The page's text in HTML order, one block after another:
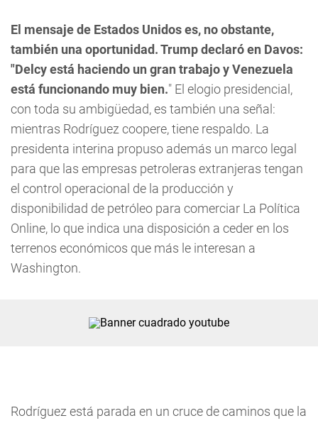
El mensaje de Estados Unidos es, no obstante,
también una oportunidad. Trump declaró en Davos:
"Delcy está haciendo un gran trabajo y Venezuela
está funcionando muy bien." El elogio presidencial,
con toda su ambigüedad, es también una señal:
mientras Rodríguez coopere, tiene respaldo. La
presidenta interina propuso además un marco legal
para que las empresas petroleras extranjeras tengan
el control operacional de la producción y
disponibilidad de petróleo para comerciar La Política
Online, lo que indica una disposición a ceder en los
terrenos económicos que más le interesan a
Washington.
Rodríguez está parada en un cruce de caminos que la